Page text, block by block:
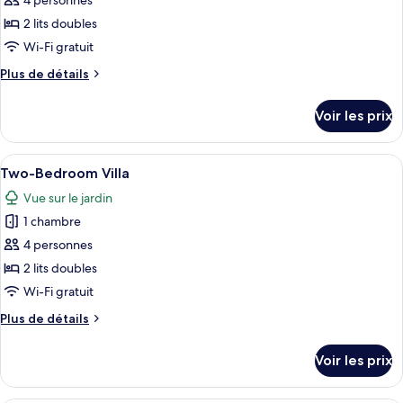
type
de
chambre :
Family
Bedroom
2 lits doubles
Wi-Fi gratuit
Plus de détails
Plus
le
type
de
chambre
Family
Home
Bedroom
Voir les prix
Afficher
toutes
les
photos
pour
ce
type
chambre :
Villa
Une piscine avec des chaises longues
21
Two-Bedroom Villa
Vue sur le jardin
1 chambre
4 personnes
2 lits doubles
Wi-Fi gratuit
Plus de détails
Plus
le
type
Voir les prix